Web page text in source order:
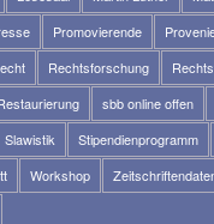
Promovierende
Rechtsforschung
sbb online offen
Slawistik Stipendienprogramm
Workshop